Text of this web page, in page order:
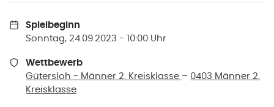
Spielbeginn
Sonntag, 24.09.2023 - 10:00 Uhr
Wettbewerb
Gütersloh - Männer 2. Kreisklasse – 0403 Männer 2.
Kreisklasse